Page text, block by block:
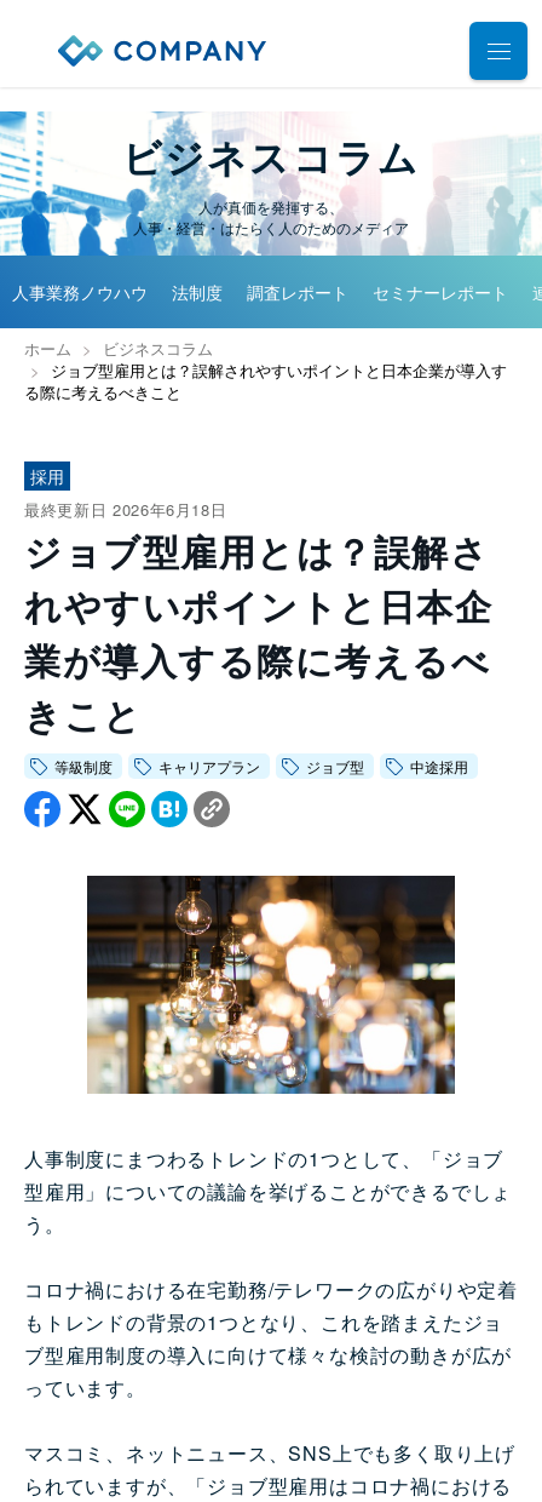
業務別ソリューション
人事管理
給与計算
勤怠管理
雇用手続管理
ID管理
公共・公益法人向け
サポート
導入・運用サポート
システム選定支援コンサルティングサービス
プロフェッショナルサービス
ユーザーコミッティ
アウトソーシング（WBS）
導入事例
セミナー
デモ動画
会社情報
会社情報トップ
企業理念
会社概要
ニュース
CEO挨拶
制度・文化
採用情報
資料ダウンロード お問い合わせ
03-5575-5277
受付時間9:30〜18:30（土日祝日を除く）
ビジネスコラム
人が真価を発揮する、
人事・経営・はたらく人のためのメディア
人事業務ノウハウ 法制度 調査レポート セミナーレポート
ホーム
ビジネスコラム
ジョブ型雇用とは？誤解されやすいポイントと日本企業が導入す
る際に考えるべきこと
採用
最終更新日 2026年6月18日
ジョブ型雇用とは？誤解さ
れやすいポイントと日本企
業が導入する際に考えるべ
きこと
等級制度 キャリアプラン ジョブ型 中途採用
人事制度にまつわるトレンドの1つとして、「ジョブ
型雇用」についての議論を挙げることができるでしょ
う。
コロナ禍における在宅勤務/テレワークの広がりや定着
もトレンドの背景の1つとなり、これを踏まえたジョ
ブ型雇用制度の導入に向けて様々な検討の動きが広が
っています。
マスコミ、ネットニュース、SNS上でも多く取り上げ
られていますが、「ジョブ型雇用はコロナ禍における